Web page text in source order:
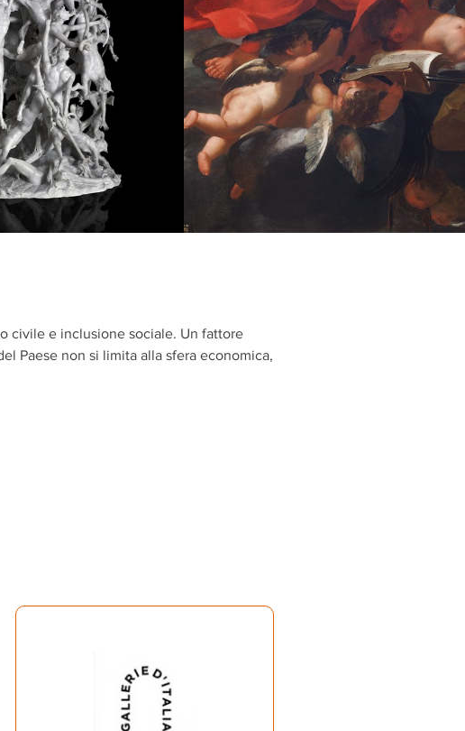
civile e inclusione sociale. Un fattore
Paese non si limita alla sfera economica,